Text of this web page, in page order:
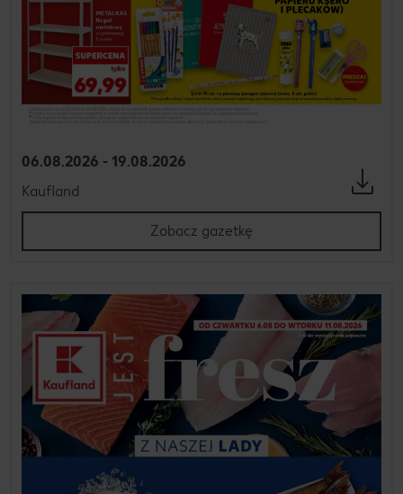
06.08.2026 - 19.08.2026
Kaufland
Zobacz gazetkę